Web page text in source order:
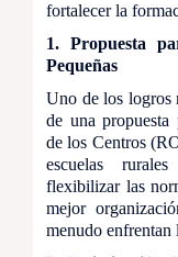
fortalecer la
1. Propuesta
Pequeñas
Uno de los logros
de una propuesta
de los Centros
escuelas
flexibilizar las
mejor
menudo enfrentan